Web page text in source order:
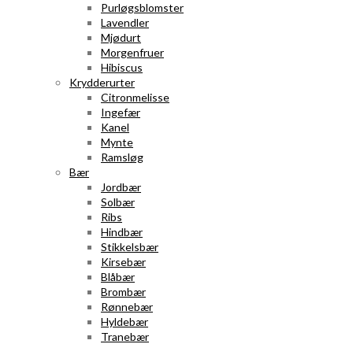
Purløgsblomster
Lavendler
Mjødurt
Morgenfruer
Hibiscus
Krydderurter
Citronmelisse
Ingefær
Kanel
Mynte
Ramsløg
Bær
Jordbær
Solbær
Ribs
Hindbær
Stikkelsbær
Kirsebær
Blåbær
Brombær
Rønnebær
Hyldebær
Tranebær